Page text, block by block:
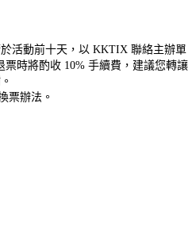
活動前十天，以 KKTIX 聯絡主辦單
時將酌收 10% 手續費，建議您轉讓
票辦法。